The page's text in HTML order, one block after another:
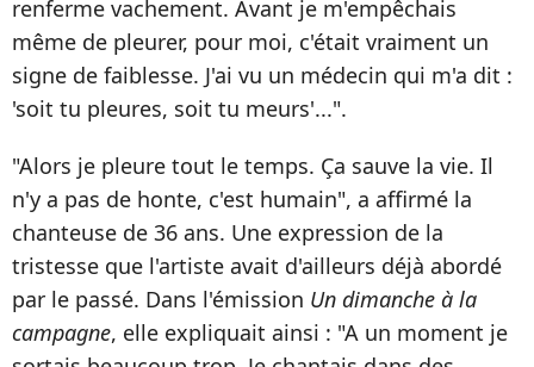
renferme vachement. Avant je m'empêchais
même de pleurer, pour moi, c'était vraiment un
signe de faiblesse. J'ai vu un médecin qui m'a dit :
'soit tu pleures, soit tu meurs'...".
"Alors je pleure tout le temps. Ça sauve la vie. Il
n'y a pas de honte, c'est humain", a affirmé la
chanteuse de 36 ans. Une expression de la
tristesse que l'artiste avait d'ailleurs déjà abordé
par le passé. Dans l'émission Un dimanche à la
campagne, elle expliquait ainsi : "A un moment je